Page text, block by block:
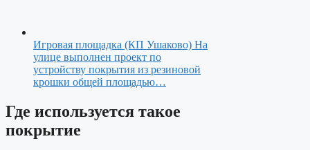
Игровая площадка (КП Ушаково) На
улице выполнен проект по
устройству покрытия из резиновой
крошки общей площадью…
Где используется такое
покрытие